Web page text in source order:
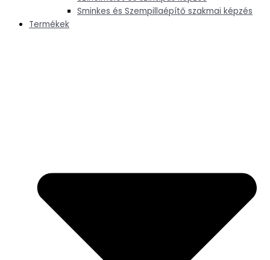
Sminkes és Szempillaépítő szakmai képzés
Termékek